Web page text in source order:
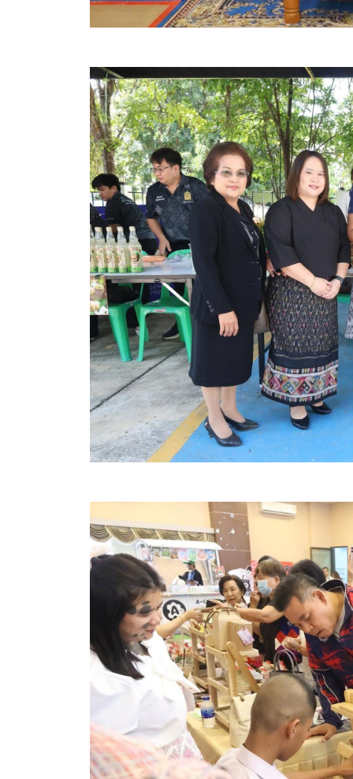
ประกาศขายทอดตลาดทรัพย์สินประจำปี
คู่มือการปฏิบัติงานฝ่ายทะเบียนพัสดุและทรัพย์สิน
การประเมินความพึงพอใจของการดำเนินงาน อบจ.
ขั้นตอนและวิธีการชำระภาษีฯ
แบบฟอร์มการชำระภาษีฯ
การบริการแบบเบ็ดเสร็จ (One Stop Service)
หนังสือสั่งการ
สรุปผลการปฏิบัติงานประจำเดือน GPS
ระเบียบพัสดุฯ การจัดซื้อจัดจ้าง
การเสริมสร้างคุณธรรมจริยธรรม
ITA : การประเมินคุณธรรมและความโปร่งใสในการ
การจัดการความรู้ (KM)
ข้อระเบียบและกฎหมาย
มาตรฐานการปฏิบัติงาน
แผนพัฒนาท้องถิ่น ของอบจ.สุพรรณบุรี
ข้อบัญญัติงบประมาณรายจ่ายประจำปี ของ อบจ.สุ
ข้อบัญญัติอื่นๆ ของ อบจ.สุพรรณบุรี